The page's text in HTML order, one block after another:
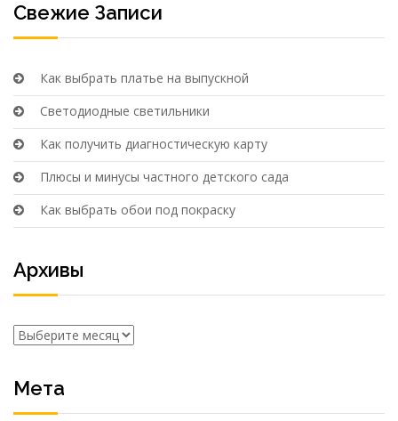
Свежие Записи
Как выбрать платье на выпускной
Светодиодные светильники
Как получить диагностическую карту
Плюсы и минусы частного детского сада
Как выбрать обои под покраску
Архивы
Архивы
Мета